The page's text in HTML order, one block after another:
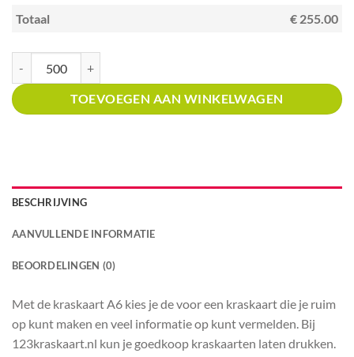
Totaal
€ 255.00
TOEVOEGEN AAN WINKELWAGEN
BESCHRIJVING
AANVULLENDE INFORMATIE
BEOORDELINGEN (0)
Met de kraskaart A6 kies je de voor een kraskaart die je ruim
op kunt maken en veel informatie op kunt vermelden. Bij
123kraskaart.nl kun je goedkoop kraskaarten laten drukken.